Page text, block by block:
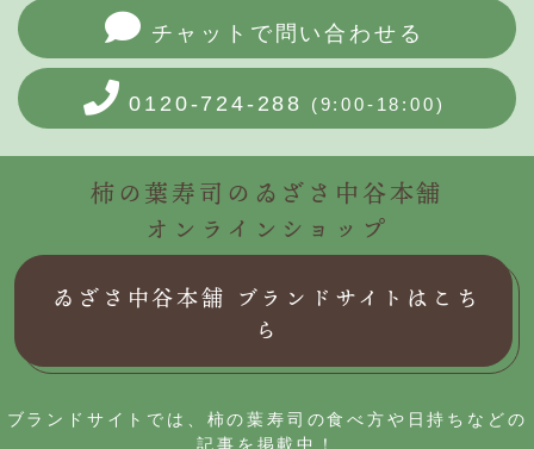
チャットで問い合わせる
0120-724-288 (9:00-18:00)
柿の葉寿司のゐざさ中谷本舗
オンラインショップ
ゐざさ中谷本舗 ブランドサイトはこち
ら
ブランドサイトでは、柿の葉寿司の食べ方や日持ちなどの
記事を掲載中！